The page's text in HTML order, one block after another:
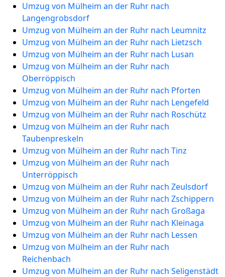
Umzug von Mülheim an der Ruhr nach
Langengrobsdorf
Umzug von Mülheim an der Ruhr nach Leumnitz
Umzug von Mülheim an der Ruhr nach Lietzsch
Umzug von Mülheim an der Ruhr nach Lusan
Umzug von Mülheim an der Ruhr nach
Oberröppisch
Umzug von Mülheim an der Ruhr nach Pforten
Umzug von Mülheim an der Ruhr nach Lengefeld
Umzug von Mülheim an der Ruhr nach Roschütz
Umzug von Mülheim an der Ruhr nach
Taubenpreskeln
Umzug von Mülheim an der Ruhr nach Tinz
Umzug von Mülheim an der Ruhr nach
Unterröppisch
Umzug von Mülheim an der Ruhr nach Zeulsdorf
Umzug von Mülheim an der Ruhr nach Zschippern
Umzug von Mülheim an der Ruhr nach Großaga
Umzug von Mülheim an der Ruhr nach Kleinaga
Umzug von Mülheim an der Ruhr nach Lessen
Umzug von Mülheim an der Ruhr nach
Reichenbach
Umzug von Mülheim an der Ruhr nach Seligenstädt